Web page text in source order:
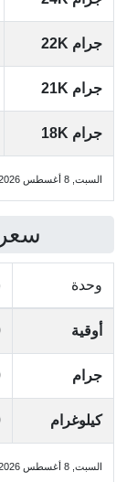
جرام 22K
جرام 21K
جرام 18K
السبت, 8 أغسطس 2026, 6:30 ص
وحدة
أوقية
جرام
كيلوغرام
السبت, 8 أغسطس 2026, 6:30 ص